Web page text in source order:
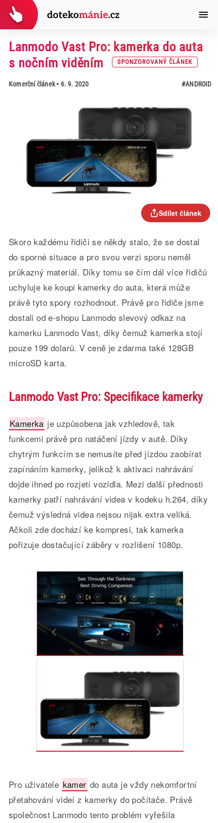
Lanmodo Vast Pro: kamerka do auta
s nočním viděním
SPONZOROVANÝ ČLÁNEK
Komerční článek• 6. 9. 2020 #ANDROID
Sdílet článek
Skoro každému řidiči se někdy stalo, že se dostal
do sporné situace a pro svou verzi sporu neměl
průkazný materiál. Díky tomu se čím dál více řidičů
uchyluje ke koupi kamerky do auta, která může
právě tyto spory rozhodnout. Právě pro řidiče jsme
dostali od e-shopu Lanmodo slevový odkaz na
kamerku Lanmodo Vast, díky čemuž kamerka stojí
pouze 199 dolarů. V ceně je zdarma také 128GB
microSD karta.
Lanmodo Vast Pro: Specifikace kamerky
Kamerka je uzpůsobena jak vzhledově, tak
funkcemi právě pro natáčení jízdy v autě. Díky
chytrým funkcím se nemusíte před jízdou zaobírat
zapínáním kamerky, jelikož k aktivaci nahrávání
dojde ihned po rozjetí vozidla. Mezi další přednosti
kamerky patří nahrávání videa v kodeku h.264, díky
čemuž výsledná videa nejsou nijak extra veliká.
Ačkoli zde dochází ke kompresi, tak kamerka
pořizuje dostačující záběry v rozlišení 1080p.
Pro uživatele kamer do auta je vždy nekomfortní
přetahování videí z kamerky do počítače. Právě
společnost Lanmodo tento problém vyřešila